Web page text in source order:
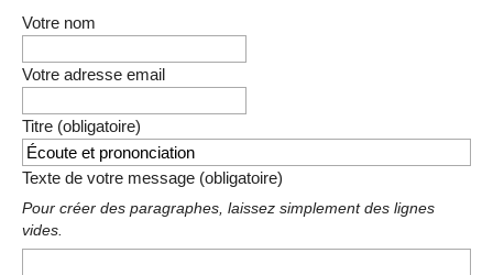
Votre nom
Votre adresse email
Titre (obligatoire)
Texte de votre message (obligatoire)
Pour créer des paragraphes, laissez simplement des lignes
vides.